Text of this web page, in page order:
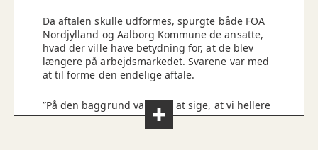
Da aftalen skulle udformes, spurgte både FOA
Nordjylland og Aalborg Kommune de ansatte,
hvad der ville have betydning for, at de blev
længere på arbejdsmarkedet. Svarene var med
at til forme den endelige aftale.
”På den baggrund valgte vi at sige, at vi hellere
ville lave et stort katalog, hvor man som
medarbejder, sammen med sin leder, kan aftale